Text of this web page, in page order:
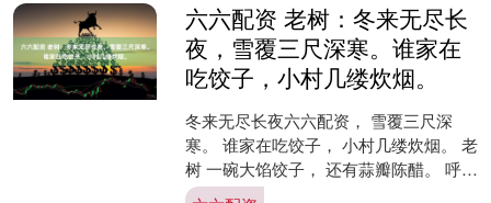
六六配资 老树：冬来无尽长
夜，雪覆三尺深寒。谁家在
吃饺子，小村几缕炊烟。
冬来无尽长夜六六配资， 雪覆三尺深
寒。 谁家在吃饺子， 小村几缕炊烟。 老
树 一碗大馅饺子， 还有蒜瓣陈醋。 呼噜
呼噜吃完， 顶着北风散步。 老树 天寒数